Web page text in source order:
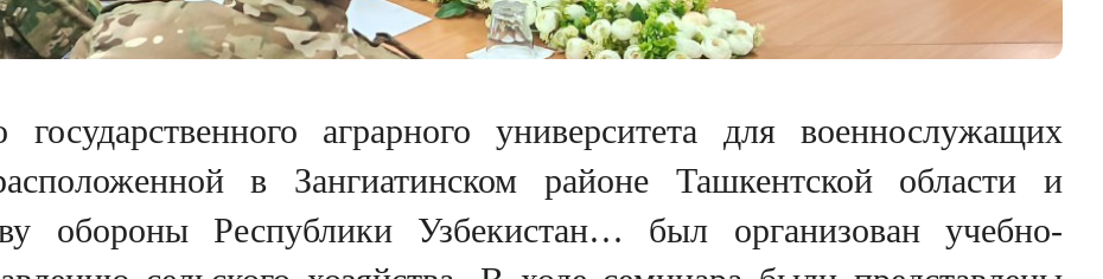
государственного аграрного университета для военнослужащих
в Зангиатинском районе Ташкентской области и
обороны Республики Узбекистан… был организован учебно-